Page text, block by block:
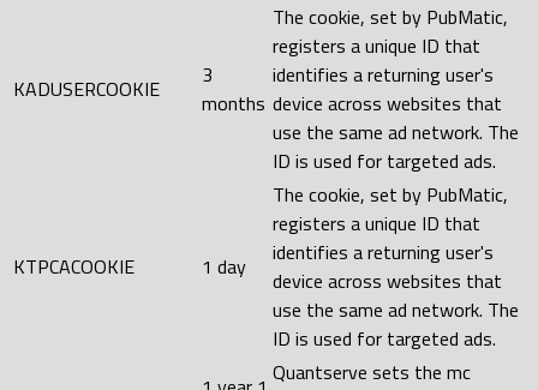
KADUSERCOOKIE
3
months
The cookie, set by PubMatic,
registers a unique ID that
identifies a returning user's
device across websites that
use the same ad network. The
ID is used for targeted ads.
KTPCACOOKIE 1 day
The cookie, set by PubMatic,
registers a unique ID that
identifies a returning user's
device across websites that
use the same ad network. The
ID is used for targeted ads.
Quantserve sets the mc